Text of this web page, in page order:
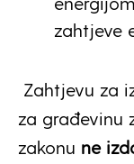
zahtjeve
Zahtjevu za
za građevinu
zakonu ne